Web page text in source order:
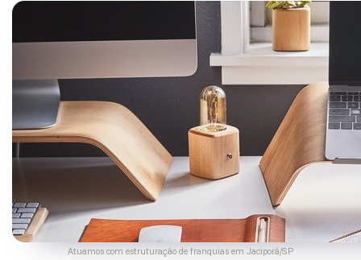
Atuamos com estruturação de franquias em Jaciporã/SP